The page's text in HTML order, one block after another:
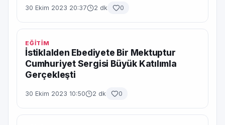
30 Ekim 2023 20:37 2 dk 0
EĞİTİM
İstiklalden Ebediyete Bir Mektuptur
Cumhuriyet Sergisi Büyük Katılımla
Gerçekleşti
30 Ekim 2023 10:50 2 dk 0